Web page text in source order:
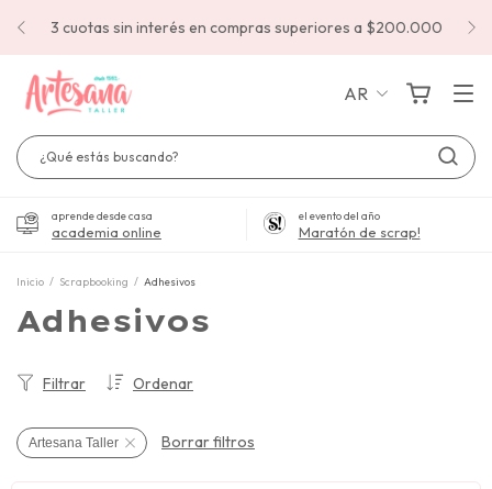
3 cuotas sin interés en compras superiores a $200.000
AR
aprende desde casa
academia online
el evento del año
Maratón de scrap!
Inicio / Scrapbooking / Adhesivos
Adhesivos
Ordenar
Filtrar
Artesana Taller Borrar filtros